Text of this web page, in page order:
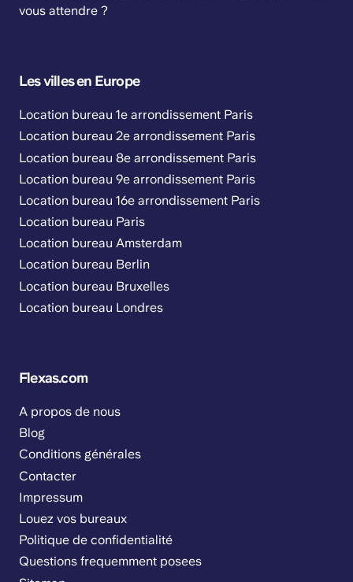
vous attendre ?
Les villes en Europe
Location bureau 1e arrondissement Paris
Location bureau 2e arrondissement Paris
Location bureau 8e arrondissement Paris
Location bureau 9e arrondissement Paris
Location bureau 16e arrondissement Paris
Location bureau Paris
Location bureau Amsterdam
Location bureau Berlin
Location bureau Bruxelles
Location bureau Londres
Flexas.com
A propos de nous
Blog
Conditions générales
Contacter
Impressum
Louez vos bureaux
Politique de confidentialité
Questions frequemment posees